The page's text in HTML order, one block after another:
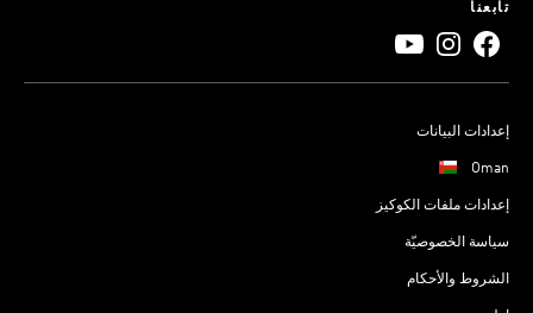
تابعنا
إعدادات البيانات
Oman
إعدادات ملفات الكوكيز
سياسة الخصوصيّة
الشروط والأحكام